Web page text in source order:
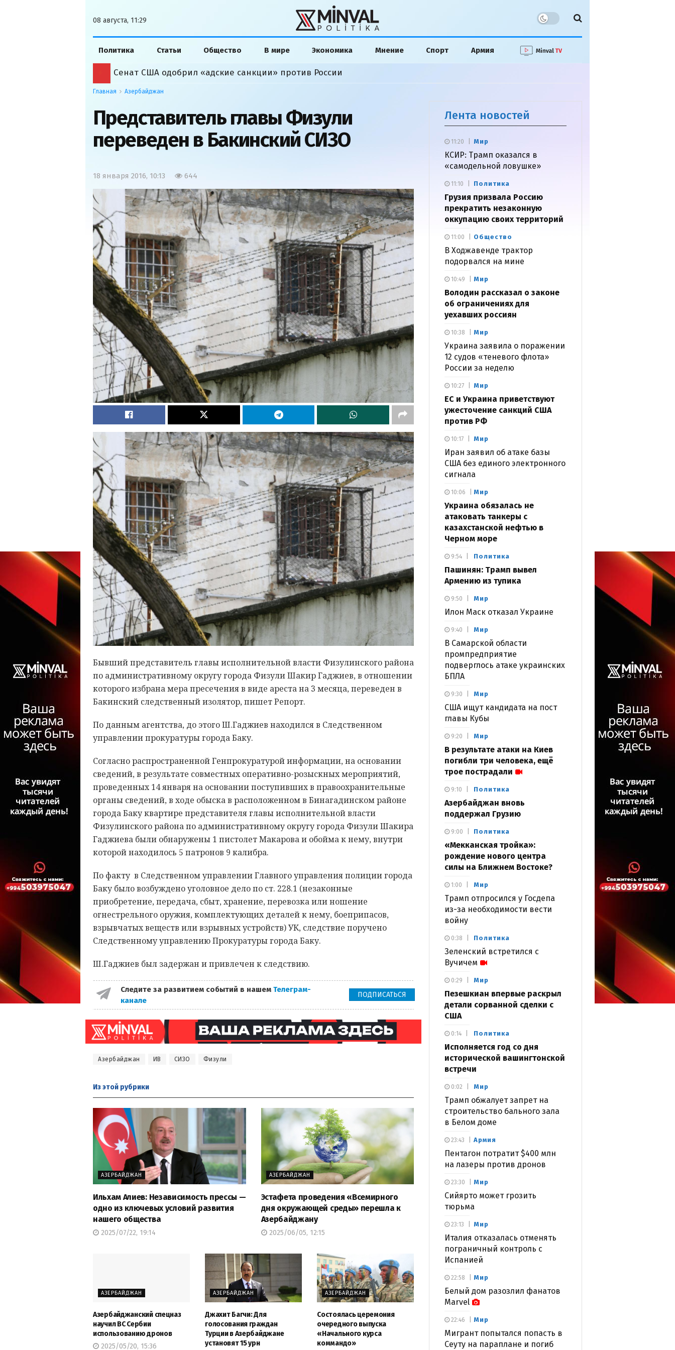
08 августа, 11:29
Политика Статьи Общество В мире Экономика Мнение Спорт Армия
Сенат США одобрил «адские санкции» против России
Главная Азербайджан
Представитель главы Физули
переведен в Бакинский СИЗО
18 января 2016, 10:13 644
Бывший представитель главы исполнительной власти Физулинского района
по административному округу города Физули Шакир Гаджиев, в отношении
которого избрана мера пресечения в виде ареста на 3 месяца, переведен в
Бакинский следственный изолятор, пишет Репорт.
По данным агентства, до этого Ш.Гаджиев находился в Следственном
управлении прокуратуры города Баку.
Согласно распространенной Генпрокуратурой информации, на основании
сведений, в результате совместных оперативно-розыскных мероприятий,
проведенных 14 января на основании поступивших в правоохранительные
органы сведений, в ходе обыска в расположенном в Бинагадинском районе
города Баку квартире представителя главы исполнительной власти
Физулинского района по административному округу города Физули Шакира
Гаджиева были обнаружены 1 пистолет Макарова и обойма к нему, внутри
которой находилось 5 патронов 9 калибра.
По факту в Следственном управлении Главного управления полиции города
Баку было возбуждено уголовное дело по ст. 228.1 (незаконные
приобретение, передача, сбыт, хранение, перевозка или ношение
огнестрельного оружия, комплектующих деталей к нему, боеприпасов,
взрывчатых веществ или взрывных устройств) УК, следствие поручено
Следственному управлению Прокуратуры города Баку.
Ш.Гаджиев был задержан и привлечен к следствию.
Следите за развитием событий в нашем Телеграм-
канале
ПОДПИСАТЬСЯ
Азербайджан ИВ СИЗО Физули
Из этой рубрики
АЗЕРБАЙДЖАН
Ильхам Алиев: Независимость прессы —
одно из ключевых условий развития
нашего общества
2025/07/22, 19:14
АЗЕРБАЙДЖАН
Эстафета проведения «Всемирного
дня окружающей среды» перешла к
Азербайджану
2025/06/05, 12:15
АЗЕРБАЙДЖАН
Азербайджанский спецназ
научил ВС Сербии
использованию дронов
2025/05/20, 15:36
АЗЕРБАЙДЖАН
Джахит Багчи: Для
голосования граждан
Турции в Азербайджане
установят 15 урн
АЗЕРБАЙДЖАН
Состоялась церемония
очередного выпуска
«Начального курса
коммандо»
Лента новостей
Мир
КСИР: Трамп оказался в
«самодельной ловушке»
11:20
Политика
Грузия призвала Россию
прекратить незаконную
оккупацию своих территорий
11:10
Общество
В Ходжавенде трактор
подорвался на мине
11:00
Мир
Володин рассказал о законе
об ограничениях для
уехавших россиян
10:49
Мир
Украина заявила о поражении
12 судов «теневого флота»
России за неделю
10:38
Мир
ЕС и Украина приветствуют
ужесточение санкций США
против РФ
10:27
Мир
Иран заявил об атаке базы
США без единого электронного
сигнала
10:17
Мир
Украина обязалась не
атаковать танкеры с
казахстанской нефтью в
Черном море
10:06
Политика
Пашинян: Трамп вывел
Армению из тупика
9:54
Мир
Илон Маск отказал Украине
9:50
Мир
В Самарской области
промпредприятие
подверглось атаке украинских
БПЛА
9:40
Мир
США ищут кандидата на пост
главы Кубы
9:30
Мир
В результате атаки на Киев
погибли три человека, ещё
трое пострадали
9:20
Политика
Азербайджан вновь
поддержал Грузию
9:10
Политика
«Мекканская тройка»:
рождение нового центра
силы на Ближнем Востоке?
9:00
Мир
Трамп отпросился у Госдепа
из-за необходимости вести
войну
1:00
Политика
Зеленский встретился с
Вучичем
0:38
Мир
Пезешкиан впервые раскрыл
детали сорванной сделки с
США
0:29
Политика
Исполняется год со дня
исторической вашингтонской
встречи
0:14
Мир
Трамп обжалует запрет на
строительство бального зала
в Белом доме
0:02
Армия
Пентагон потратит $400 млн
на лазеры против дронов
23:43
Мир
Сийярто может грозить
тюрьма
23:30
Мир
Италия отказалась отменять
пограничный контроль с
Испанией
23:13
Мир
Белый дом разозлил фанатов
Marvel
22:58
Мир
Мигрант попытался попасть в
Сеуту на параплане и погиб
22:46